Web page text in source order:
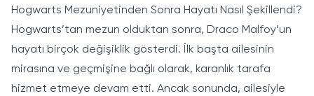
Hogwarts Mezuniyetinden Sonra Hayatı Nasıl Şekillendi?
Hogwarts’tan mezun olduktan sonra, Draco Malfoy’un
hayatı birçok değişiklik gösterdi. İlk başta ailesinin
mirasına ve geçmişine bağlı olarak, karanlık tarafa
hizmet etmeye devam etti. Ancak sonunda, ailesiyle